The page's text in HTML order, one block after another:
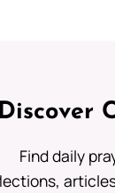
Discover
Find daily